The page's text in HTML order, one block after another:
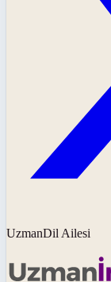
UzmanDil Ailesi